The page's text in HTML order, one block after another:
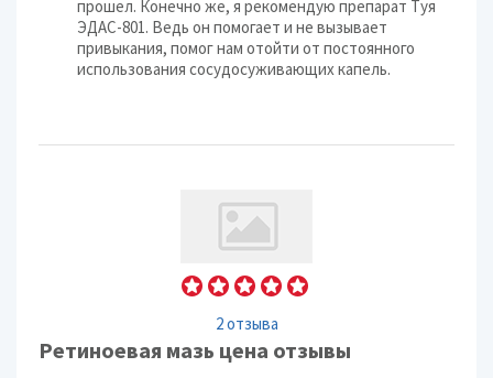
прошел. Конечно же, я рекомендую препарат Туя
ЭДАС-801. Ведь он помогает и не вызывает
привыкания, помог нам отойти от постоянного
использования сосудосуживающих капель.
2 отзыва
Ретиноевая мазь цена отзывы